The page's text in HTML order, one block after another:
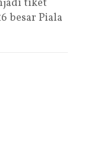
tiket
besar Piala